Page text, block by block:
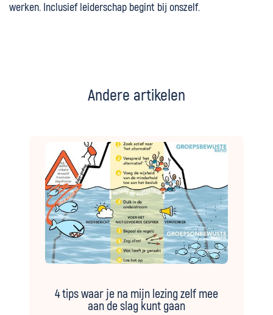
werken. Inclusief leiderschap begint bij onszelf.
Andere artikelen
4 tips waar je na mijn lezing zelf mee
aan de slag kunt gaan